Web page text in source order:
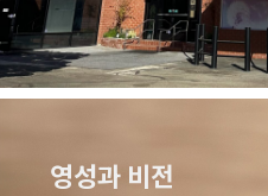
영성과 비전